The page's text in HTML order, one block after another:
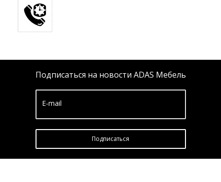
Подписаться на новости ADAS Мебель
E-mail
Подписатьcя